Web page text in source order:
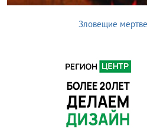
Зловещие